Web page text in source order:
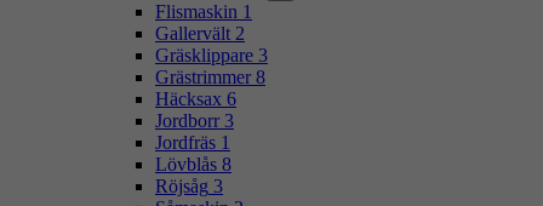
Flismaskin 1
Gallervält 2
Gräsklippare 3
Grästrimmer 8
Häcksax 6
Jordborr 3
Jordfräs 1
Lövblås 8
Röjsåg 3